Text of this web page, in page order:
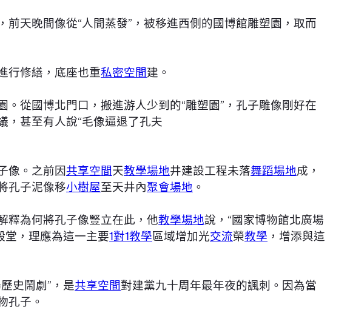
前天晚間像從“人間蒸發”，被移進西側的國博館雕塑園，取而
行修繕，底座也重私密空間建。
從國博北門口，搬進游人少到的“雕塑園”，孔子雕像剛好在
，甚至有人說“毛像逼退了孔夫
像。之前因共享空間天教學場地井建設工程未落舞蹈場地成，
孔子泥像移小樹屋至天井內聚會場地 。
釋為何將孔子像豎立在此，他教學場地說，“國家博物館北廣場
堂，理應為這一主要1對1教學區域增加光交流榮教學 ，增添與這
史鬧劇”，是共享空間對建黨九十周年最年夜的諷刺。因為當
孔子。